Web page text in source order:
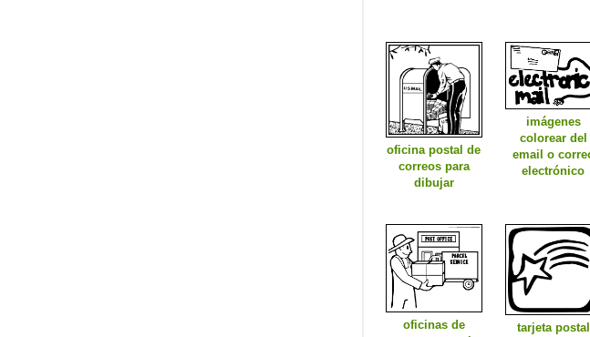
oficina postal de
correos para
dibujar
imágenes
colorear del
email o
electrónico
oficinas de
tarjeta postal